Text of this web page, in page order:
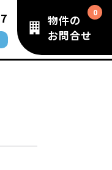
物件の
お問合せ